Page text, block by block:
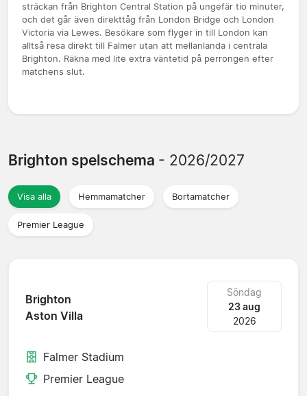
sträckan från Brighton Central Station på ungefär tio minuter,
och det går även direkttåg från London Bridge och London
Victoria via Lewes. Besökare som flyger in till London kan
alltså resa direkt till Falmer utan att mellanlanda i centrala
Brighton. Räkna med lite extra väntetid på perrongen efter
matchens slut.
Brighton spelschema - 2026/2027
Visa alla Hemmamatcher Bortamatcher
Premier League
Brighton
Aston Villa
Söndag
23 aug
2026
Falmer Stadium
Premier League